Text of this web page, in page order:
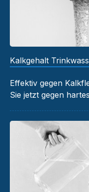
Kalkgehalt
Effektiv gegen
Sie jetzt gegen